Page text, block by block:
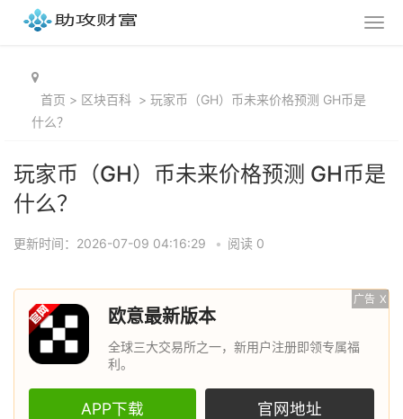
首页 > 区块百科 > 玩家币（GH）币未来价格预测 GH币是
什么？
玩家币（GH）币未来价格预测 GH币是
什么？
更新时间：2026-07-09 04:16:29 • 阅读 0
广告 X
欧意最新版本
全球三大交易所之一，新用户注册即领专属福
利。
APP下载 官网地址